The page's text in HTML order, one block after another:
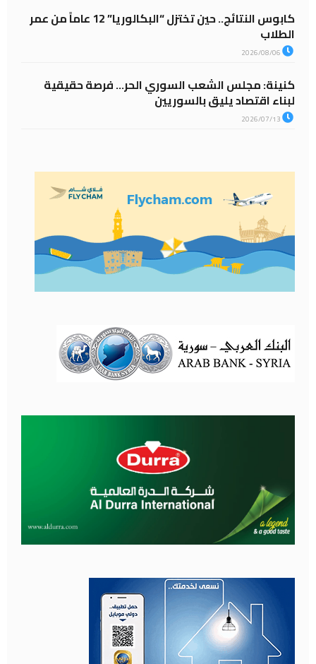
كابوس النتائج.. حين تختزل “البكالوريا” 12 عاماً من عمر
الطلاب
كنينة: مجلس الشعب السوري الحر… فرصة حقيقية
لبناء اقتصاد يليق بالسوريين